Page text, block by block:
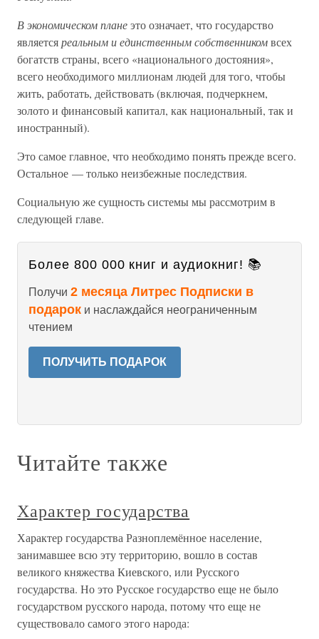
В экономическом планеэто означает, что государство
являетсяреальным и единственным собственникомвсех
богатств страны, всего «национального достояния»,
всего необходимого миллионам людей для того, чтобы
жить, работать, действовать (включая, подчеркнем,
золото и финансовый капитал, как национальный, так и
иностранный).
Это самое главное, что необходимо понять прежде всего.
Остальное — только неизбежные последствия.
Социальную же сущность системы мы рассмотрим в
следующей главе.
Более 800 000 книг и аудиокниг! 📚
Получи 2 месяца Литрес Подписки в
подарок и наслаждайся неограниченным
чтением
ПОЛУЧИТЬ ПОДАРОК
Читайте также
Характер государства
Характер государства Разноплемённое население,
занимавшее всю эту территорию, вошло в состав
великого княжества Киевского, или Русского
государства. Но это Русское государство еще не было
государством русского народа, потому что еще не
существовало самого этого народа: